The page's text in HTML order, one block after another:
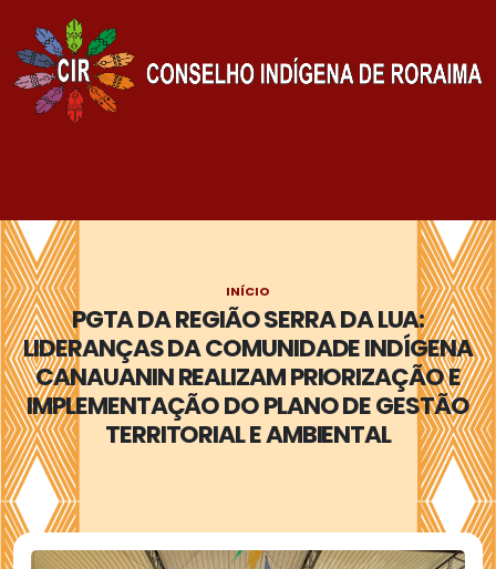
PGTA DA REGIÃO SERRA DA LUA:
LIDERANÇAS DA COMUNIDADE INDÍGENA
CANAUANIN REALIZAM PRIORIZAÇÃO E
IMPLEMENTAÇÃO DO PLANO DE GESTÃO
TERRITORIAL E AMBIENTAL
INÍCIO